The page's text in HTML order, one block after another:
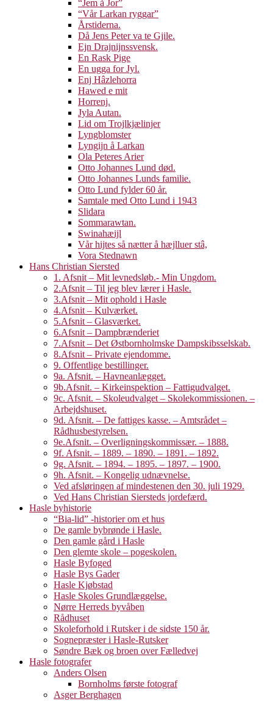
“Jem å Jor”
“Vår Larkan ryggar”
Årstiderna.
Då Jens Peter va te Gjile.
Ejn Drajnijnssvensk.
En Rask Pige
En ugga for Jyl.
Enj Hâzlehorra
Hawed e mit
Horrenj.
Jyla Autan.
Lid om Trojlkjælinjer
Lyngblomster
Lyngijn å Larkan
Ola Peteres Arier
Otto Johannes Lund død.
Otto Johannes Lunds familie.
Otto Lund fylder 60 år.
Samtale med Otto Lund i 1943
Slidara
Sommarawtan.
Swinahæijl
Vår hijtes så nætter å hæjlluer stâ,
Vora Stednawn
Hans Christian Siersted
1. Afsnit – Mit levnedsløb.- Min Ungdom.
2.Afsnit – Til jeg blev lærer i Hasle.
3.Afsnit – Mit ophold i Hasle
4.Afsnit – Kulværket.
5.Afsnit – Glasværket.
6.Afsnit – Dampbrænderiet
7.Afsnit – Det Østbornholmske Dampskibsselskab.
8.Afsnit – Private ejendomme.
9. Offentlige bestillinger.
9a. Afsnit. – Havneanlægget.
9b.Afsnit. – Kirkeinspektion – Fattigudvalget.
9c. Afsnit. – Skoleudvalget – Skolekommissionen. –
Arbejdshuset.
9d. Afsnit. – De fattiges kasse. – Amtsrådet –
Rådhusbestyrelsen.
9e.Afsnit. – Overligningskommissær. – 1888.
9f. Afsnit. – 1889. – 1890. – 1891. – 1892.
9g. Afsnit. – 1894. – 1895. – 1897. – 1900.
9h. Afsnit. – Kongelig udnævnelse.
Ved afsløringen af mindestenen den 30. juli 1929.
Ved Hans Christian Siersteds jordefærd.
Hasle byhistorie
“Bia-lid” -historier om et hus
De gamle bybrønde i Hasle.
Den gamle gård i Hasle
Den glemte skole – pogeskolen.
Hasle Byfoged
Hasle Bys Gader
Hasle Kjøbstad
Hasle Skoles Grundlæggelse.
Nørre Herreds byvåben
Rådhuset
Skoleforhold i Rutsker i de sidste 150 år.
Sognepræster i Hasle-Rutsker
Søndre Bæk og broen over Fælledvej
Hasle fotografer
Anders Olsen
Bornholms første fotograf
Asger Berghagen